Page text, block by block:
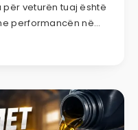
veturën tuaj është
performancën në…